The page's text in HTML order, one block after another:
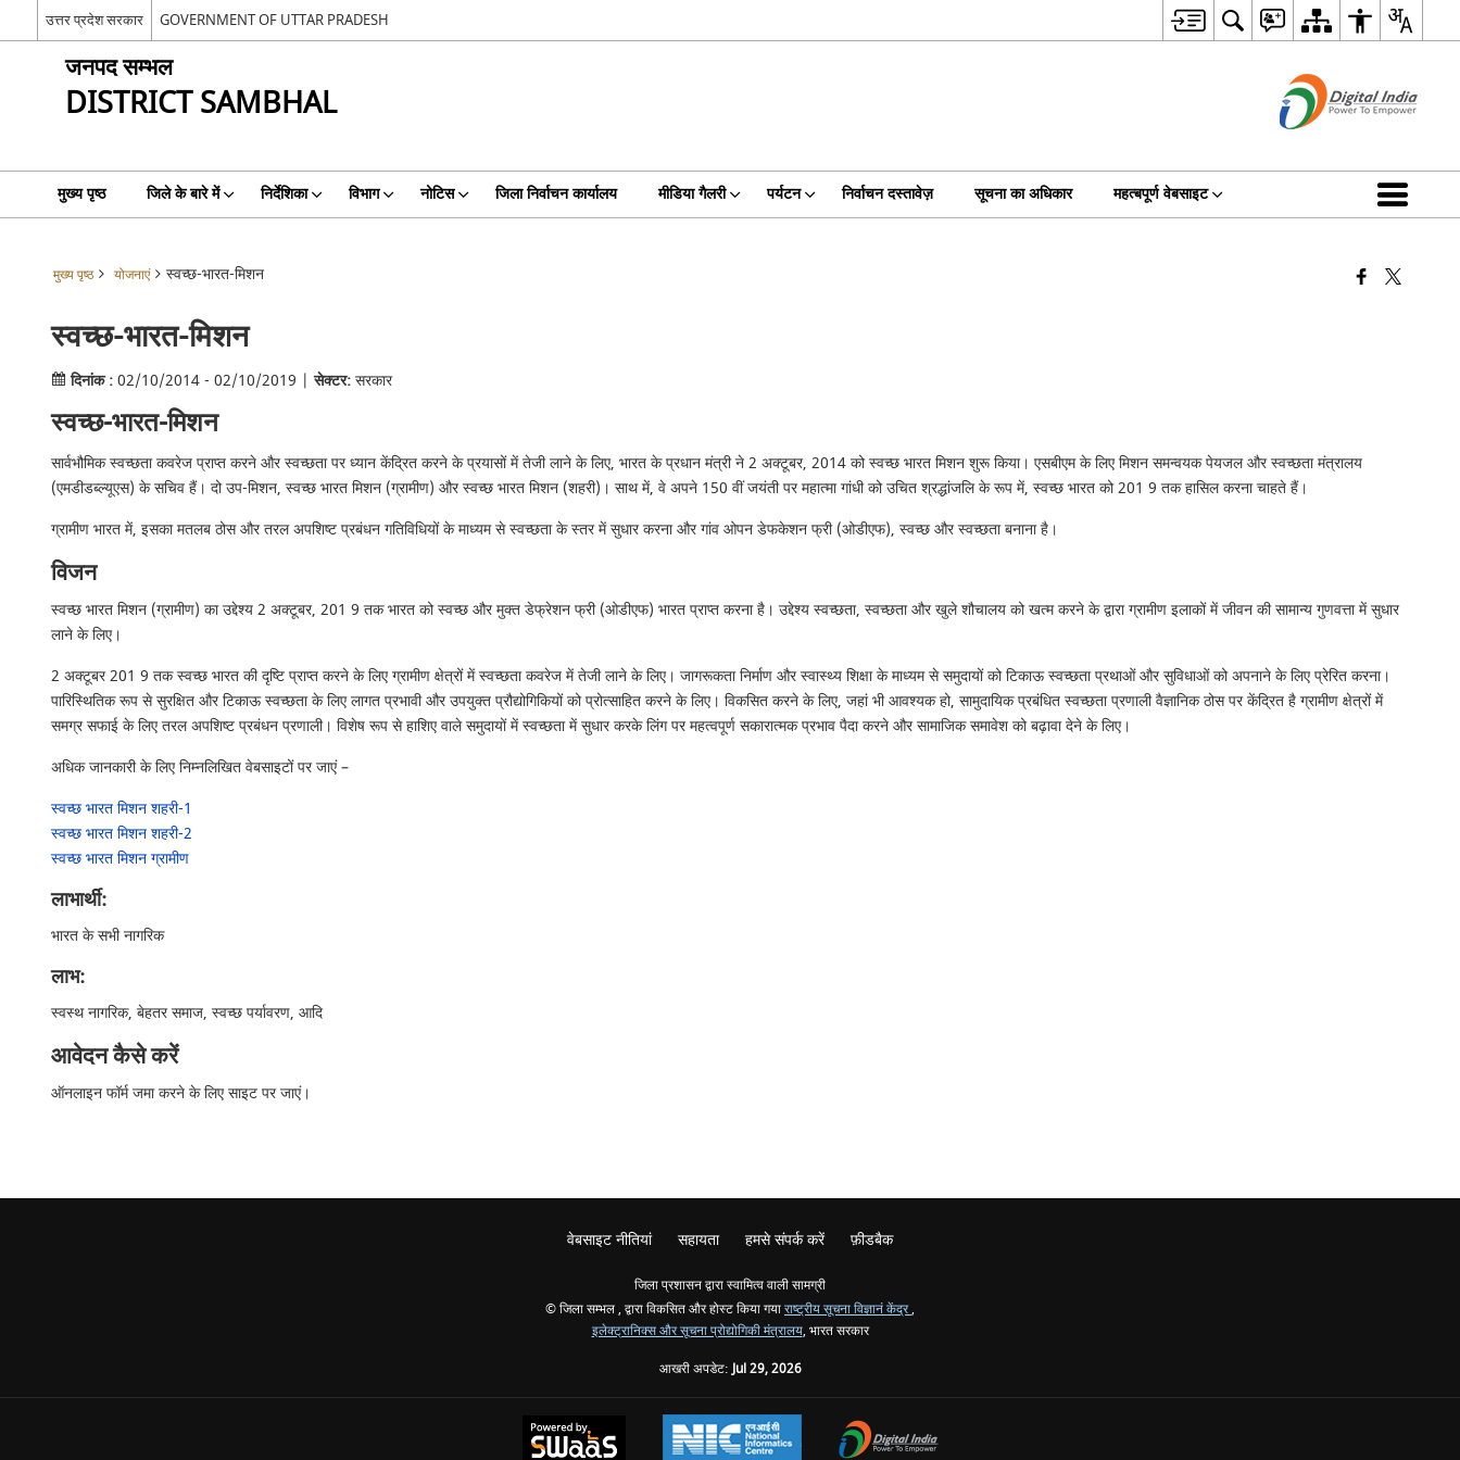
उत्तर प्रदेश सरकार GOVERNMENT OF UTTAR PRADESH
जनपद सम्भल
DISTRICT SAMBHAL
मुख्य पृष्ठ जिले के बारे में निर्देशिका विभाग नोटिस जिला निर्वाचन कार्यालय मीडिया गैलरी पर्यटन निर्वाचन दस्तावेज़ सूचना का अधिकार महत्बपूर्ण वेबसाइट
मुख्य पृष्ठ योजनाएं स्वच्छ-भारत-मिशन
स्वच्छ-भारत-मिशन
दिनांक :02/10/2014 - 02/10/2019 |सेक्टर:सरकार
स्वच्छ-भारत-मिशन
सार्वभौमिक स्वच्छता कवरेज प्राप्त करने और स्वच्छता पर ध्यान केंद्रित करने के प्रयासों में तेजी लाने के लिए, भारत के प्रधान मंत्री ने 2 अक्टूबर, 2014 को स्वच्छ भारत मिशन शुरू किया। एसबीएम के लिए मिशन समन्वयक पेयजल और स्वच्छता मंत्रालय
(एमडीडब्ल्यूएस) के सचिव हैं। दो उप-मिशन, स्वच्छ भारत मिशन (ग्रामीण) और स्वच्छ भारत मिशन (शहरी)। साथ में, वे अपने 150 वीं जयंती पर महात्मा गांधी को उचित श्रद्धांजलि के रूप में, स्वच्छ भारत को 201 9 तक हासिल करना चाहते हैं।
ग्रामीण भारत में, इसका मतलब ठोस और तरल अपशिष्ट प्रबंधन गतिविधियों के माध्यम से स्वच्छता के स्तर में सुधार करना और गांव ओपन डेफकेशन फ्री (ओडीएफ), स्वच्छ और स्वच्छता बनाना है।
विजन
स्वच्छ भारत मिशन (ग्रामीण) का उद्देश्य 2 अक्टूबर, 201 9 तक भारत को स्वच्छ और मुक्त डेफ्रेशन फ्री (ओडीएफ) भारत प्राप्त करना है। उद्देश्य स्वच्छता, स्वच्छता और खुले शौचालय को खत्म करने के द्वारा ग्रामीण इलाकों में जीवन की सामान्य गुणवत्ता में सुधार
लाने के लिए।
2 अक्टूबर 201 9 तक स्वच्छ भारत की दृष्टि प्राप्त करने के लिए ग्रामीण क्षेत्रों में स्वच्छता कवरेज में तेजी लाने के लिए। जागरूकता निर्माण और स्वास्थ्य शिक्षा के माध्यम से समुदायों को टिकाऊ स्वच्छता प्रथाओं और सुविधाओं को अपनाने के लिए प्रेरित करना।
पारिस्थितिक रूप से सुरक्षित और टिकाऊ स्वच्छता के लिए लागत प्रभावी और उपयुक्त प्रौद्योगिकियों को प्रोत्साहित करने के लिए। विकसित करने के लिए, जहां भी आवश्यक हो, सामुदायिक प्रबंधित स्वच्छता प्रणाली वैज्ञानिक ठोस पर केंद्रित है ग्रामीण क्षेत्रों में
समग्र सफाई के लिए तरल अपशिष्ट प्रबंधन प्रणाली। विशेष रूप से हाशिए वाले समुदायों में स्वच्छता में सुधार करके लिंग पर महत्वपूर्ण सकारात्मक प्रभाव पैदा करने और सामाजिक समावेश को बढ़ावा देने के लिए।
अधिक जानकारी के लिए निम्नलिखित वेबसाइटों पर जाएं –
स्वच्छ भारत मिशन शहरी-1
स्वच्छ भारत मिशन शहरी-2
स्वच्छ भारत मिशन ग्रामीण
लाभार्थी:
भारत के सभी नागरिक
लाभ:
स्वस्थ नागरिक, बेहतर समाज, स्वच्छ पर्यावरण, आदि
आवेदन कैसे करें
ऑनलाइन फॉर्म जमा करने के लिए साइट पर जाएं।
वेबसाइट नीतियां सहायता हमसे संपर्क करें फ़ीडबैक
जिला प्रशासन द्वारा स्वामित्व वाली सामग्री
© जिला सम्भल , द्वारा विकसित और होस्ट किया गयाराष्ट्रीय सूचना विज्ञानं केंद्र,
इलेक्ट्रानिक्स और सूचना प्रोद्योगिकी मंत्रालय, भारत सरकार
आखरी अपडेट:Jul 29, 2026